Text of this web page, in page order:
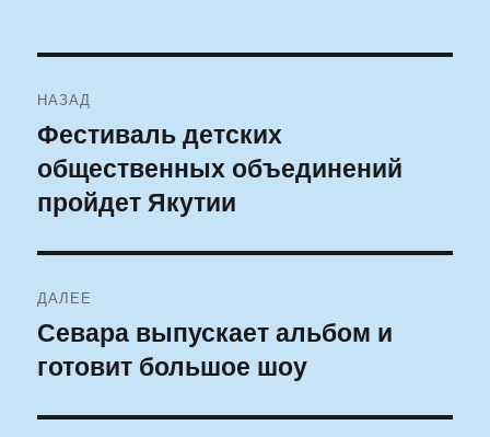
по
записям
НАЗАД
Предыдущая
запись:
Фестиваль детских
общественных объединений
пройдет Якутии
ДАЛЕЕ
Следующая
запись:
Севара выпускает альбом и
готовит большое шоу